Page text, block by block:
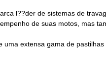
l??der de sistemas de
de suas motos, mas
extensa gama de